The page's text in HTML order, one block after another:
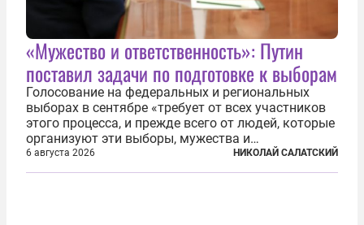
«Мужество и ответственность»: Путин
поставил задачи по подготовке к выборам
Голосование на федеральных и региональных
выборах в сентябре «требует от всех участников
этого процесса, и прежде всего от людей, которые
организуют эти выборы, мужества и
ответственного отношения к формированию
власти», — подчеркнул президент Владимир Путин
6 августа 2026 НИКОЛАЙ САЛАТСКИЙ